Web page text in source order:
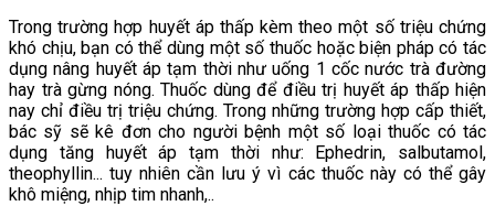
Trong trường hợp huyết áp thấp kèm theo một số triệu chứng
khó chịu, bạn có thể dùng một số thuốc hoặc biện pháp có tác
dụng nâng huyết áp tạm thời như uống 1 cốc nước trà đường
hay trà gừng nóng. Thuốc dùng để điều trị huyết áp thấp hiện
nay chỉ điều trị triệu chứng. Trong những trường hợp cấp thiết,
bác sỹ sẽ kê đơn cho người bệnh một số loại thuốc có tác
dụng tăng huyết áp tạm thời như: Ephedrin, salbutamol,
theophyllin... tuy nhiên cần lưu ý vì các thuốc này có thể gây
khô miệng, nhịp tim nhanh,..